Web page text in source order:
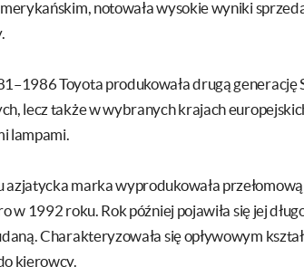
notowała wysokie wyniki
Toyota produkowała drugą generację
lecz także w wybranych krajach
lampami.
marka wyprodukowała
w 1992 roku. Rok później pojawiła się jej
Charakteryzowała się opływowym
kierowcy.